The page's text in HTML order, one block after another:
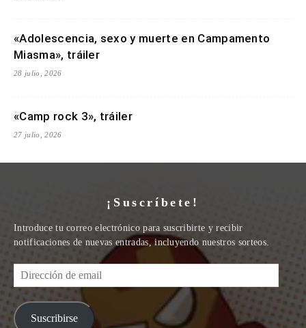
«Adolescencia, sexo y muerte en Campamento
Miasma», tráiler
28 julio, 2026
«Camp rock 3», tráiler
27 julio, 2026
¡Suscríbete!
Introduce tu correo electrónico para suscribirte y recibir
notificaciones de nuevas entradas, incluyendo nuestros sorteos.
Dirección
de
email
Suscribirse